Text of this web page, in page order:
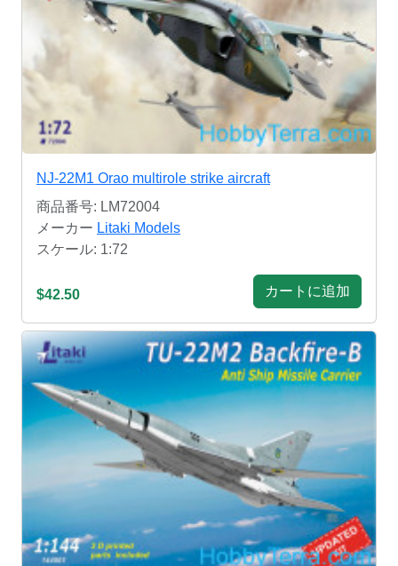
NJ-22M1 Orao multirole strike aircraft
商品番号: LM72004
メーカー Litaki Models
スケール: 1:72
$42.50 カートに追加